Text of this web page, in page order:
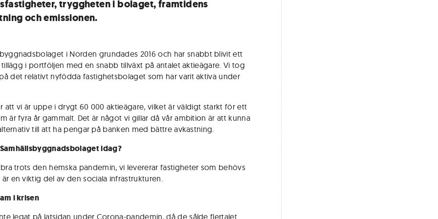
tryggheten i bolaget, framtidens
och emissionen.
i Norden grundades 2016 och har snabbt blivit ett
i portföljen med en snabb tillväxt på antalet aktieägare. Vi tog
det relativt nyfödda fastighetsbolaget som har varit aktiva under
att vi är uppe i drygt 60 000 aktieägare, vilket är väldigt starkt för ett
är fyra år gammalt. Det är något vi gillar då vår ambition är att kunna
till att ha pengar på banken med bättre avkastning.
idag?
trots den hemska pandemin, vi levererar fastigheter som behövs
en viktig del av den sociala infrastrukturen.
i krisen
legat på latsidan under Corona-pandemin, då de sålde flertalet